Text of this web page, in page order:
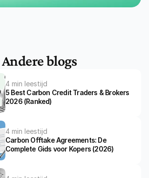
Andere blogs
4 min leestijd
5 Best Carbon Credit Traders & Brokers
2026 (Ranked)
4 min leestijd
Carbon Offtake Agreements: De
Complete Gids voor Kopers (2026)